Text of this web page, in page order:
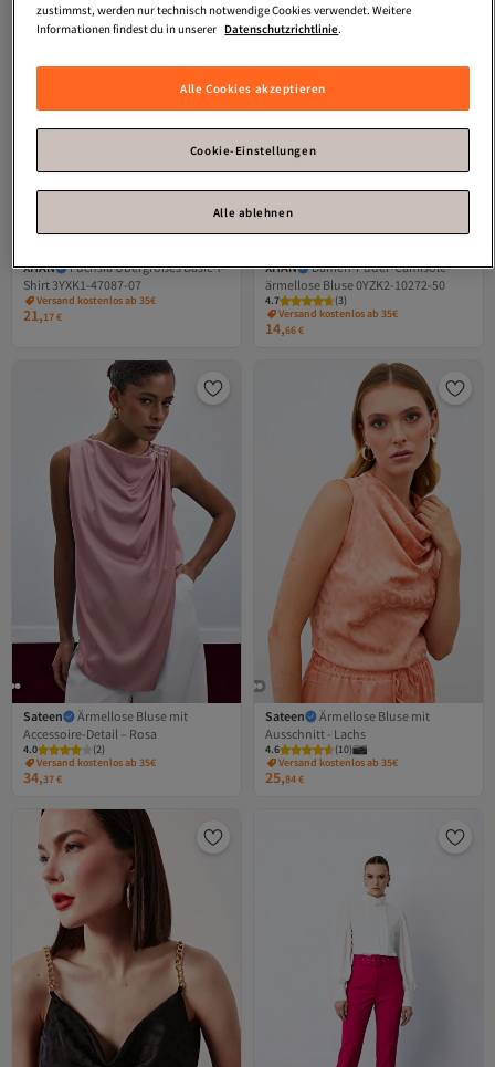
XHAN
Fuchsia Übergroßes Basic-T-
Shirt 3YXK1-47087-07
Versand kostenlos ab 35€
21,17€
XHAN
Damen-Puder-Camisole-
ärmellose Bluse 0YZK2-10272-50
4.7 (3)
Versand kostenlos ab 35€
14,66€
Sateen
Ärmellose Bluse mit
Accessoire-Detail – Rosa
4.0 (2)
Versand kostenlos ab 35€
34,37€
Sateen
Ärmellose Bluse mit
Ausschnitt - Lachs
4.6 (10)
Versand kostenlos ab 35€
25,84€
zustimmst, werden nur technisch notwendige Cookies verwendet. Weitere
Informationen findest du in unserer Datenschutzrichtlinie.
Alle Cookies akzeptieren
Cookie-Einstellungen
Alle ablehnen